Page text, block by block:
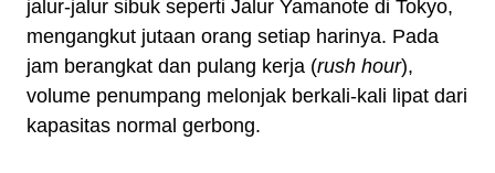
jalur-jalur sibuk seperti Jalur Yamanote di Tokyo,
mengangkut jutaan orang setiap harinya. Pada
jam berangkat dan pulang kerja (rush hour),
volume penumpang melonjak berkali-kali lipat dari
kapasitas normal gerbong.